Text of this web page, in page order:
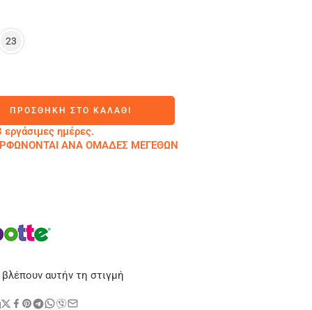
23
ΠΡΟΣΘΉΚΗ ΣΤΟ ΚΑΛΆΘΙ
ημέρες.
ΑΝΑ ΟΜΑΔΕΣ ΜΕΓΕΘΩΝ
αυτήν τη στιγμή